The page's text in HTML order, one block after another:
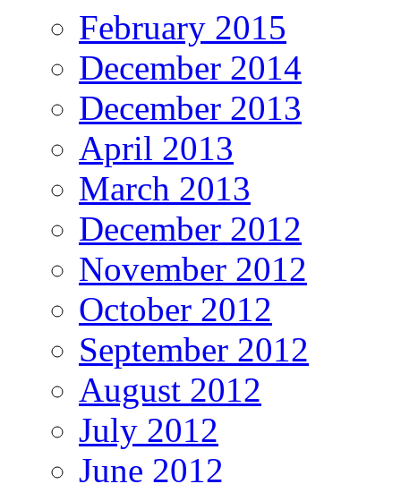
February 2015
December 2014
December 2013
April 2013
March 2013
December 2012
November 2012
October 2012
September 2012
August 2012
July 2012
June 2012